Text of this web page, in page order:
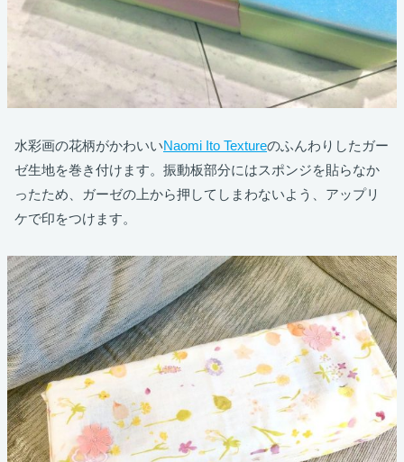
水彩画の花柄がかわいいNaomi Ito Textureのふんわりしたガー
ゼ生地を巻き付けます。振動板部分にはスポンジを貼らなか
ったため、ガーゼの上から押してしまわないよう、アップリ
ケで印をつけます。